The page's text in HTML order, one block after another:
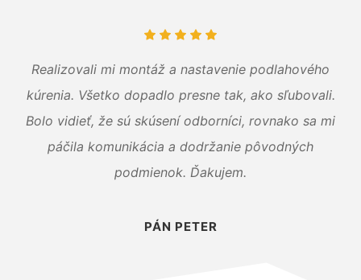
Realizovali mi montáž a nastavenie podlahového
kúrenia. Všetko dopadlo presne tak, ako sľubovali.
Bolo vidieť, že sú skúsení odborníci, rovnako sa mi
páčila komunikácia a dodržanie pôvodných
podmienok. Ďakujem.
PÁN PETER